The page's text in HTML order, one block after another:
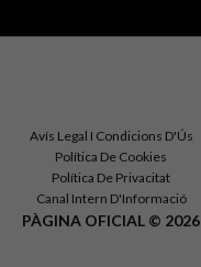
Avís Legal I Condicions D'Ús
Política De Cookies
Política De Privacitat
Canal Intern D'Informació
PÀGINA OFICIAL © 2026